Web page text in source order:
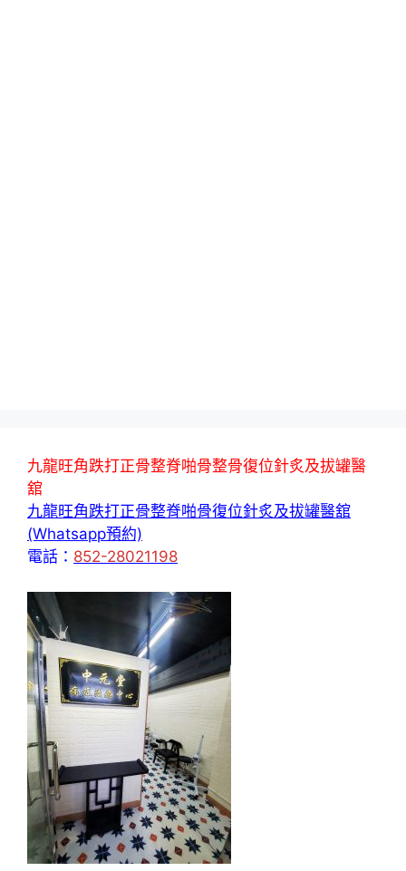
九龍旺角跌打正骨整脊啪骨整骨復位針炙及拔罐醫
舘
九龍旺角跌打正骨整脊啪骨復位針炙及拔罐醫舘
(Whatsapp預約)
電話： 852-28021198